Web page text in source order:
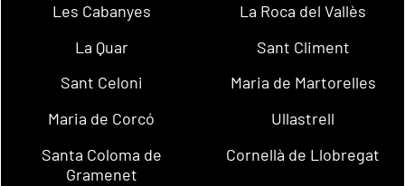
Les Cabanyes
La Roca del Vallès
La Quar
Sant Climent
Sant Celoni
Maria de Martorelles
Maria de Corcó
Ullastrell
Santa Coloma de
Gramenet
Cornellà de Llobregat